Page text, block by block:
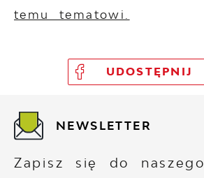
temu tematowi.
UDOSTĘPNIJ
NEWSLETTER
Zapisz się do naszego